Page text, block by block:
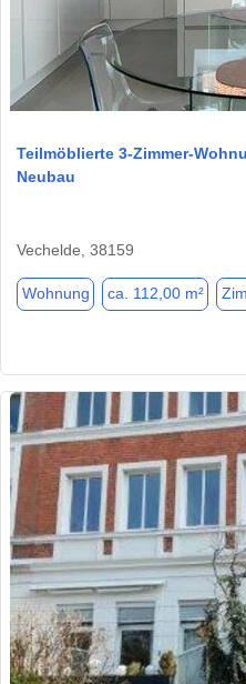
Teilmöblierte 3-Zimmer-
Neubau
Vechelde, 38159
Wohnung ca. 112,00 m²